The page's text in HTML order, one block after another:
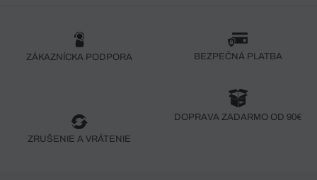
ZÁKAZNÍCKA PODPORA BEZPEČNÁ PLATBA
ZRUŠENIE A VRÁTENIE
DOPRAVA ZADARMO OD 90€